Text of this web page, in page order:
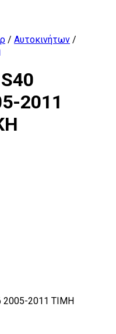
/ Αυτοκινήτων /
2011
2005-2011 ΤΙΜΗ